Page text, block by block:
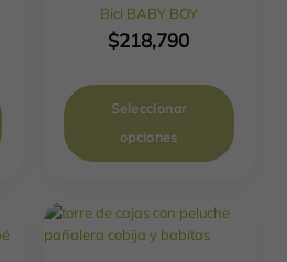
Bici BABY BOY
$218,790
Seleccionar
opciones